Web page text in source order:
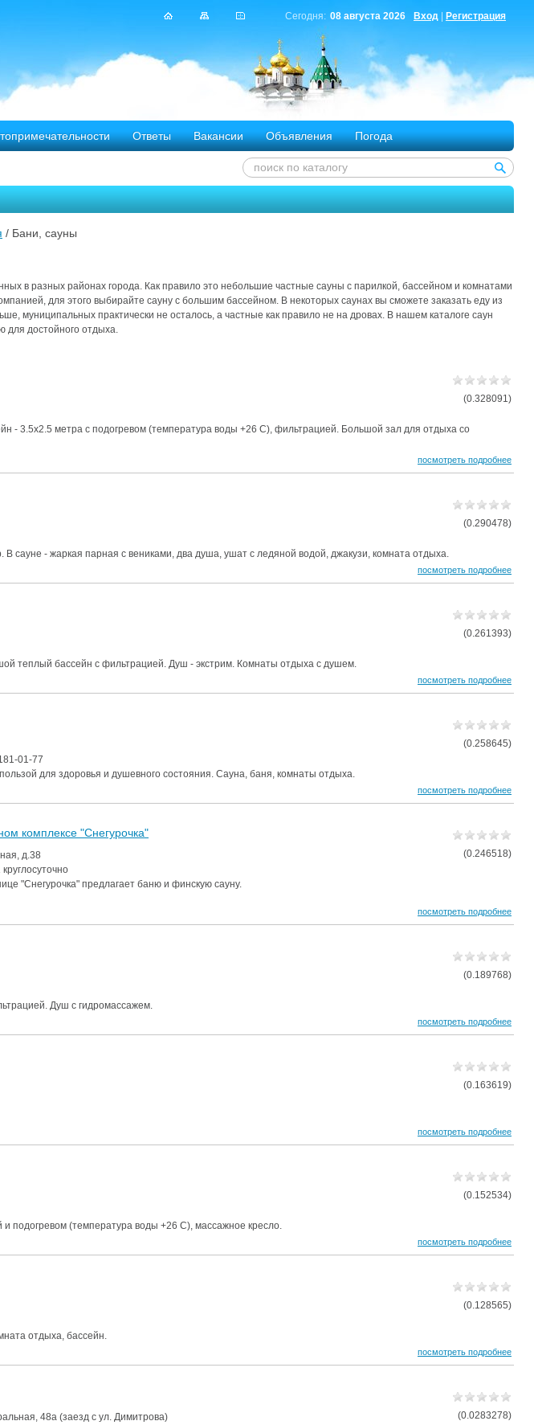
Вход Регистрация
Сегодня: 08 августа 2026
Ответы Вакансии Объявления Погода
/ Бани, сауны
в разных районах города. Как правило это небольшие частные сауны с парилкой, бассейном и комнатами
для этого выбирайте сауну с большим бассейном. В некоторых саунах вы сможете заказать еду из
муниципальных практически не осталось, а частные как правило не на дровах. В нашем каталоге саун
для достойного отдыха.
(0.328091)
- 3.5х2.5 метра с подогревом (температура воды +26 С), фильтрацией. Большой зал для отдыха со
посмотреть подробнее
(0.290478)
сауне - жаркая парная с вениками, два душа, ушат с ледяной водой, джакузи, комната отдыха.
посмотреть подробнее
(0.261393)
теплый бассейн с фильтрацией. Душ - экстрим. Комнаты отдыха с душем.
посмотреть подробнее
(0.258645)
01-77
для здоровья и душевного состояния. Сауна, баня, комнаты отдыха.
посмотреть подробнее
(0.246518)
комплексе "Снегурочка"
д.38
круглосуточно
"Снегурочка" предлагает баню и финскую сауну.
посмотреть подробнее
(0.189768)
Душ с гидромассажем.
посмотреть подробнее
(0.163619)
посмотреть подробнее
(0.152534)
подогревом (температура воды +26 С), массажное кресло.
посмотреть подробнее
(0.128565)
отдыха, бассейн.
посмотреть подробнее
(0.0283278)
48а (заезд с ул. Димитрова)